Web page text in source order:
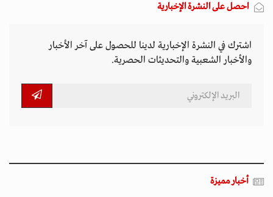
احصل على النشرة الإخبارية
اشترك في النشرة الإخبارية لدينا للحصول على آخر الأخبار
والأخبار الشعبية والتحديثات الحصرية.
أخبار مميزة